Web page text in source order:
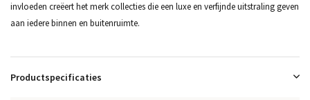
invloeden creëert het merk collecties die een luxe en verfijnde uitstraling geven
aan iedere binnen en buitenruimte.
Productspecificaties